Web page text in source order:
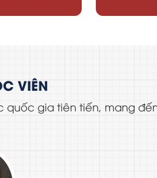
VIÊN
gia tiên tiến, mang